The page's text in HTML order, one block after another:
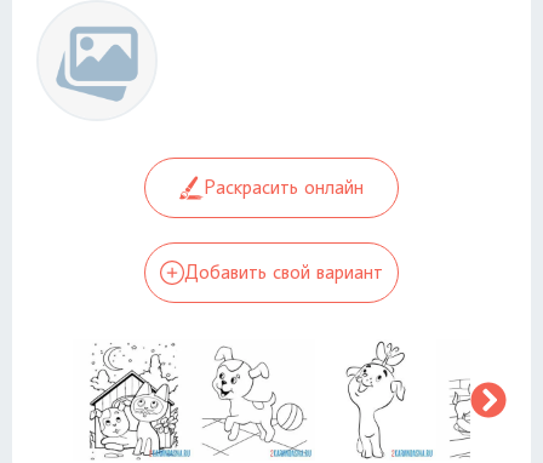
Раскрасить онлайн
Добавить свой вариант